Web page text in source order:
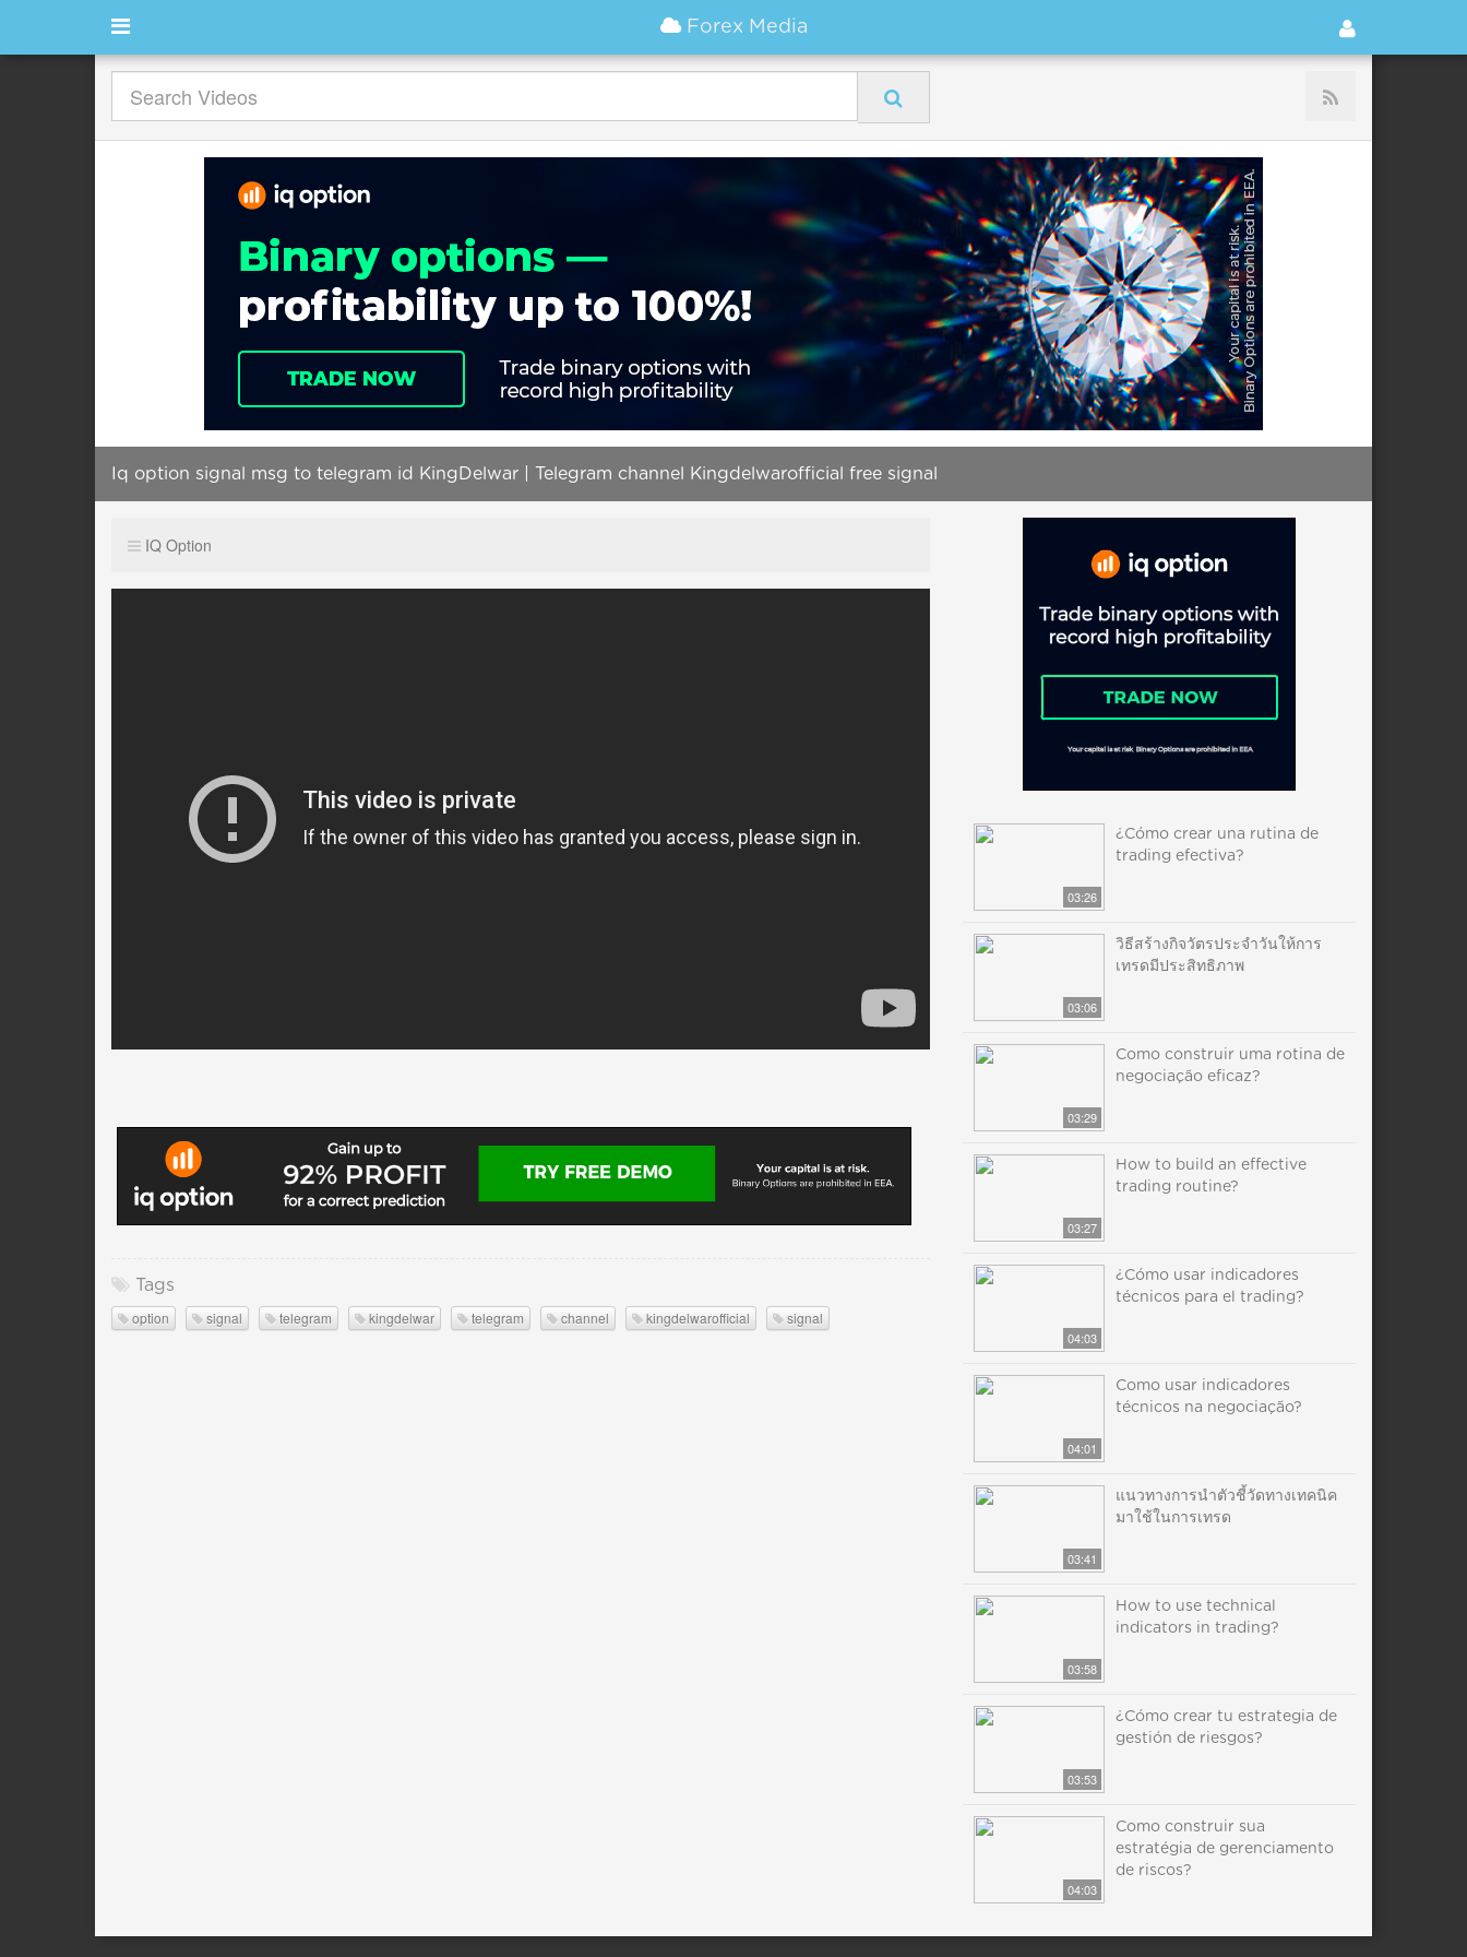
Forex Media
Iq option signal msg to telegram id KingDelwar | Telegram channel Kingdelwarofficial free signal
IQ Option
Tags
option signal telegram kingdelwar telegram channel kingdelwarofficial signal
03:26
¿Cómo crear una rutina de
trading efectiva?
03:06
วิธีสร้างกิจวัตรประจำวันให้การ
เทรดมีประสิทธิภาพ
03:29
Como construir uma rotina de
negociação eficaz?
03:27
How to build an effective
trading routine?
04:03
¿Cómo usar indicadores
técnicos para el trading?
04:01
Como usar indicadores
técnicos na negociação?
03:41
แนวทางการนำตัวชี้วัดทางเทคนิค
มาใช้ในการเทรด
03:58
How to use technical
indicators in trading?
03:53
¿Cómo crear tu estrategia de
gestión de riesgos?
04:03
Como construir sua
estratégia de gerenciamento
de riscos?